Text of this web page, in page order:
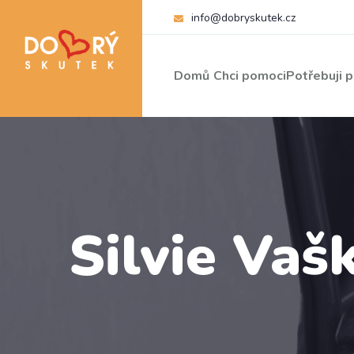
info@dobryskutek.cz
Domů Chci pomociPotřebuji
Silvie